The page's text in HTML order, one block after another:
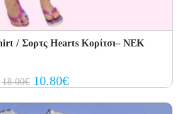
/ Σορτς Hearts Κορίτσι– NEK
18.00€ Original
price
18.00€.
10.80€Current
price